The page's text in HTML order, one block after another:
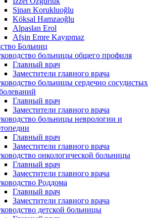
Sinan Korukluoğlu
Köksal Hamzaoğlu
Alpaslan Erol
Afşin Emre Kayıpmaz
Больниц
больницы общего профиля
Главный врач
Заместители главного врача
больницы сердечно сосудистых
Главный врач
Заместители главного врача
больницы неврологии и
Главный врач
Заместители главного врача
онкологической больницы
Главный врач
Заместители главного врача
Роддома
Главный врач
Заместители главного врача
детской больницы